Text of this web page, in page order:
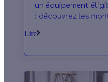
un équipement
: découvrez les
Lire